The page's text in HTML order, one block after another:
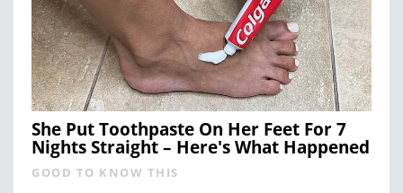
She Put Toothpaste On Her Feet For 7
Nights Straight – Here's What Happened
GOOD TO KNOW THIS